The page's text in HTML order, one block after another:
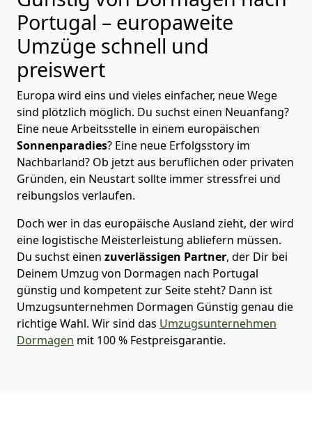
Portugal – europaweite
Umzüge schnell und
preiswert
Europa wird eins und vieles einfacher, neue Wege
sind plötzlich möglich. Du suchst einen Neuanfang?
Eine neue Arbeitsstelle in einem europäischen
Sonnenparadies? Eine neue Erfolgsstory im
Nachbarland? Ob jetzt aus beruflichen oder privaten
Gründen, ein Neustart sollte immer stressfrei und
reibungslos verlaufen.
Doch wer in das europäische Ausland zieht, der wird
eine logistische Meisterleistung abliefern müssen.
Du suchst einen zuverlässigen Partner, der Dir bei
Deinem Umzug von Dormagen nach Portugal
günstig und kompetent zur Seite steht? Dann ist
Umzugsunternehmen Dormagen Günstig genau die
richtige Wahl. Wir sind das Umzugsunternehmen
Dormagen mit 100 % Festpreisgarantie.